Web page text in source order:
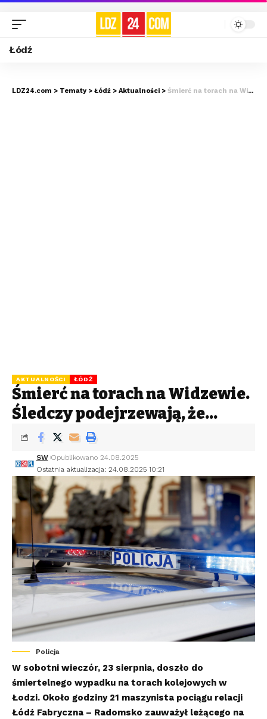
Łódź
LDZ24.com > Tematy > Łódź > Aktualności > Śmierć na torach na Widzewie. Śledczy podejrzewają, że…
AKTUALNOŚCI ŁÓDŹ
Śmierć na torach na Widzewie.
Śledczy podejrzewają, że…
Ostatnia aktualizacja: 24.08.2025 10:21
SW Opublikowano 24.08.2025
Policja
W sobotni wieczór, 23 sierpnia, doszło do
śmiertelnego wypadku na torach kolejowych w
Łodzi. Około godziny 21 maszynista pociągu relacji
Łódź Fabryczna – Radomsko zauważył leżącego na